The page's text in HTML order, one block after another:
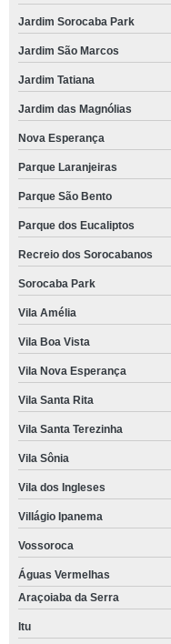
Jardim Sorocaba Park
Jardim São Marcos
Jardim Tatiana
Jardim das Magnólias
Nova Esperança
Parque Laranjeiras
Parque São Bento
Parque dos Eucaliptos
Recreio dos Sorocabanos
Sorocaba Park
Vila Amélia
Vila Boa Vista
Vila Nova Esperança
Vila Santa Rita
Vila Santa Terezinha
Vila Sônia
Vila dos Ingleses
Villágio Ipanema
Vossoroca
Águas Vermelhas
Araçoiaba da Serra
Itu